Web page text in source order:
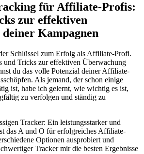
für Affiliate-Profis:
‍zur effektiven
Kampagnen
⁤Schlüssel zum Erfolg als Affiliate-Profi.
und ‍Tricks zur effektiven ⁢Überwachung
du das ⁤volle Potenzial deiner Affiliate-
Als jemand, ​der schon ⁤einige
ist, habe ich gelernt, wie wichtig es ist,‍
zu verfolgen⁤ und ständig ⁣zu
Tracker: Ein leistungsstarker ‌und‍
das A und O für erfolgreiches ‍Affiliate-
Optionen ausprobiert ​und
Tracker‍ mir die besten Ergebnisse‍